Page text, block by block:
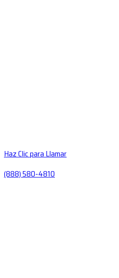
Haz Clic para Llamar
(888) 580-4810